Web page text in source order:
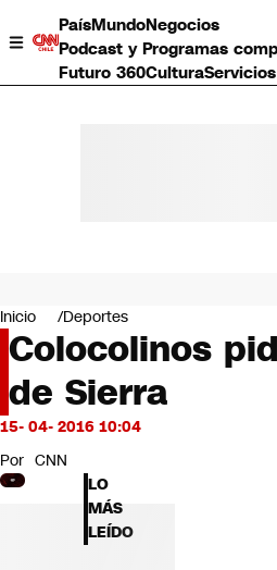
PaísMundoNegocios
Podcast y Programas
Futuro 360CulturaServicios
Negocios
Deportes
Programas completos
Cultura
Servicios
Bits
CNN Data
CNN tiempo
Futuro 360
Inicio Deportes
Colocolinos
de Sierra
15- 04- 2016 10:04
Por CNN
LO
MÁS
LEÍDO